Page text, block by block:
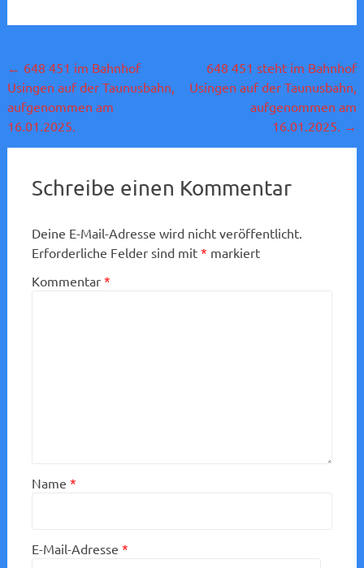
Beitragsnavigation
← 648 451 im Bahnhof
Usingen auf der Taunusbahn,
aufgenommen am
16.01.2025.
648 451 steht im Bahnhof
Usingen auf der Taunusbahn,
aufgenommen am
16.01.2025. →
Schreibe einen Kommentar
Deine E-Mail-Adresse wird nicht veröffentlicht.
Erforderliche Felder sind mit * markiert
Kommentar *
Name *
E-Mail-Adresse *